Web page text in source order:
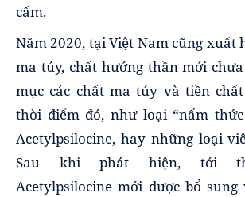
cấm.
Năm 2020, tại Việt Nam cũng xuất
ma túy, chất hướng thần mới
mục các chất ma túy và tiền
thời điểm đó, như loại “nấm
Acetylpsilocine, hay những loại
Sau khi phát hiện, tới
Acetylpsilocine mới được bổ